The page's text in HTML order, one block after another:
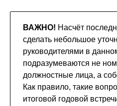
ВАЖНО! Насчёт
сделать небольшое
руководителями в
подразумеваются не
должностные лица, а
Как правило, такие
итоговой годовой